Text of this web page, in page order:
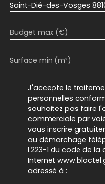
Saint-Dié-des-Vosges
Budget max (€)
Surface min (m²)
J'accepte le
personnelles
souhaitez pas faire
commerciale par
vous inscrire
au démarchage
L223-1 du code de
Internet
adressé à :